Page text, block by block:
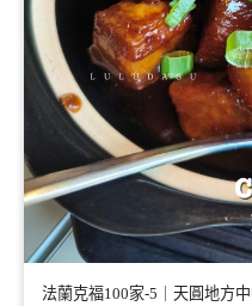
法蘭克福100家-5｜天圓地方